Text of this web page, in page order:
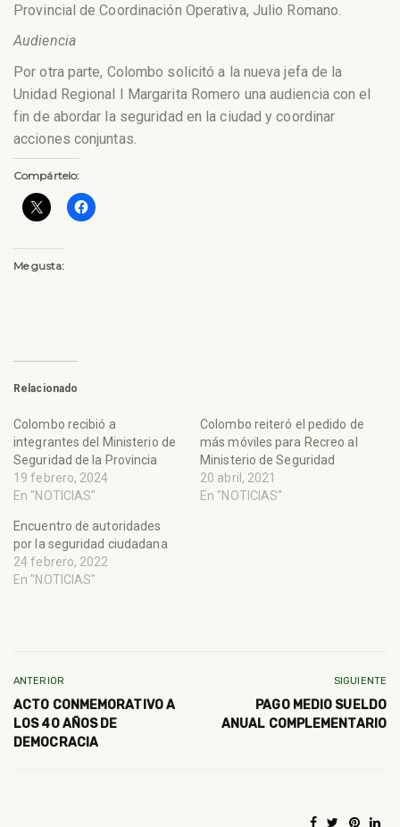
Provincial de Coordinación Operativa, Julio Romano.
Audiencia
Por otra parte, Colombo solicitó a la nueva jefa de la
Unidad Regional I Margarita Romero una audiencia con el
fin de abordar la seguridad en la ciudad y coordinar
acciones conjuntas.
Compártelo:
Me gusta:
Relacionado
Colombo recibió a
integrantes del Ministerio de
Seguridad de la Provincia
19 febrero, 2024
En "NOTICIAS"
Colombo reiteró el pedido de
más móviles para Recreo al
Ministerio de Seguridad
20 abril, 2021
En "NOTICIAS"
Encuentro de autoridades
por la seguridad ciudadana
24 febrero, 2022
En "NOTICIAS"
ANTERIOR
ACTO CONMEMORATIVO A
LOS 40 AÑOS DE
DEMOCRACIA
SIGUIENTE
PAGO MEDIO SUELDO
ANUAL COMPLEMENTARIO